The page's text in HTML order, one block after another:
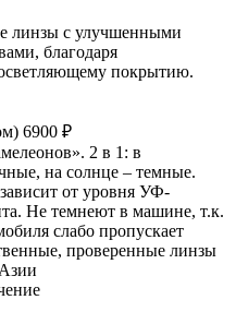
линзы с улучшенными
благодаря
покрытию.
6900 ₽
2 в 1: в
на солнце – темные.
от уровня УФ-
Не темнеют в машине, т.к.
слабо пропускает
проверенные линзы